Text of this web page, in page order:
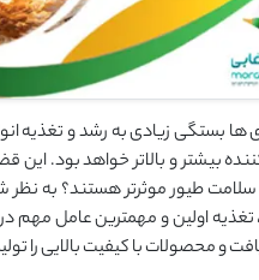
ها بستگی زیادی به رشد و تغذیه
بیشتر و بالاتر خواهد بود. این
طیور موثرتر هستند؟ به
اولین و مهمترین عامل مهم در
و محصولات با کیفیت بالایی را